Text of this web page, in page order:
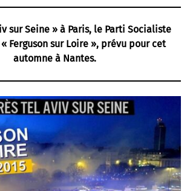
sur Seine » à Paris, le Parti Socialiste
Ferguson sur Loire », prévu pour cet
automne à Nantes.